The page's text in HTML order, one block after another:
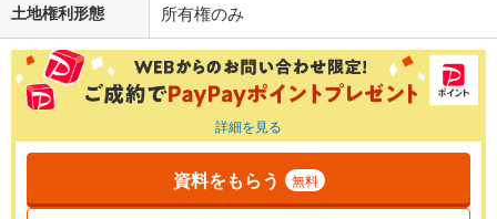
土地権利形態 所有権のみ
詳細を見る
資料をもらう 無料